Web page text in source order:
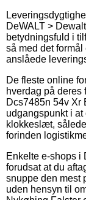
DeWALT >
betydningsfuld i
så med det
anslåede
De fleste online
hverdag på deres
Dcs7485n 54v Xr
udgangspunkt i
klokkeslæt,
forinden
Enkelte e-shops i
forudsat at du
snuppe den mest
uden hensyn til